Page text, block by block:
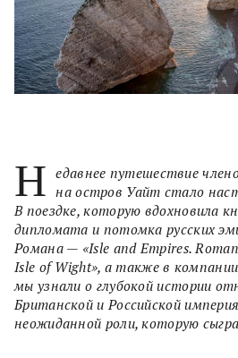
Н едавнее путешествие
на остров Уайт стало
В поездке, которую вдохновила
дипломата и потомка русских
Романа — «Isle and Empires.
Isle of Wight», а также в
мы узнали о глубокой истории
Британской и Российской
неожиданной роли, которую